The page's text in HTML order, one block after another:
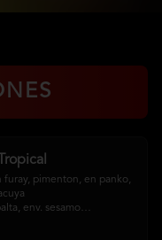
furay, pimenton, en panko,
env. sesamo